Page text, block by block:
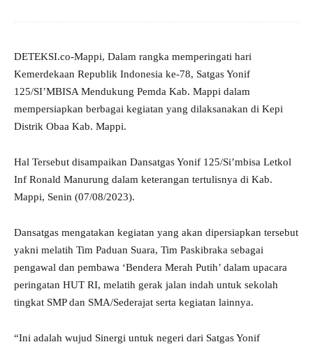
DETEKSI.co-Mappi, Dalam rangka memperingati hari
Kemerdekaan Republik Indonesia ke-78, Satgas Yonif
125/SI’MBISA Mendukung Pemda Kab. Mappi dalam
mempersiapkan berbagai kegiatan yang dilaksanakan di Kepi
Distrik Obaa Kab. Mappi.
Hal Tersebut disampaikan Dansatgas Yonif 125/Si’mbisa Letkol
Inf Ronald Manurung dalam keterangan tertulisnya di Kab.
Mappi, Senin (07/08/2023).
Dansatgas mengatakan kegiatan yang akan dipersiapkan tersebut
yakni melatih Tim Paduan Suara, Tim Paskibraka sebagai
pengawal dan pembawa ‘Bendera Merah Putih’ dalam upacara
peringatan HUT RI, melatih gerak jalan indah untuk sekolah
tingkat SMP dan SMA/Sederajat serta kegiatan lainnya.
“Ini adalah wujud Sinergi untuk negeri dari Satgas Yonif